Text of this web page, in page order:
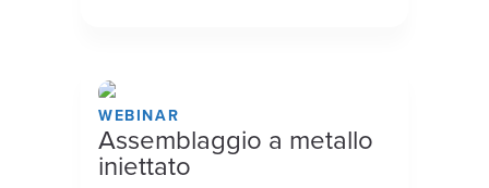
WEBINAR
Assemblaggio a metallo
iniettato